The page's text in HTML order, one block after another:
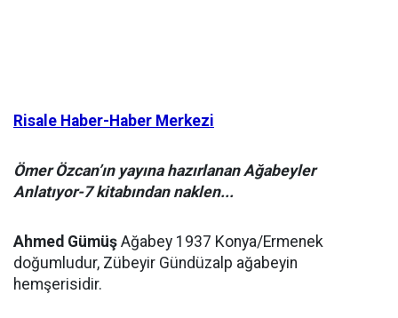
Risale Haber-Haber Merkezi
Ömer Özcan’ın yayına hazırlanan Ağabeyler
Anlatıyor-7 kitabından naklen...
Ahmed Gümüş Ağabey 1937 Konya/Ermenek
doğumludur, Zübeyir Gündüzalp ağabeyin
hemşerisidir.